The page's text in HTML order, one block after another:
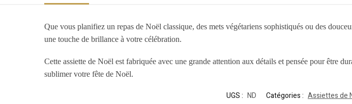
Que vous planifiez un repas de Noël classique, des mets végétariens sophistiqués ou des
une touche de brillance à votre célébration.
Cette assiette de Noël est fabriquée avec une grande attention aux détails et pensée pour être
sublimer votre fête de Noël.
UGS : ND Catégories : Assiettes de